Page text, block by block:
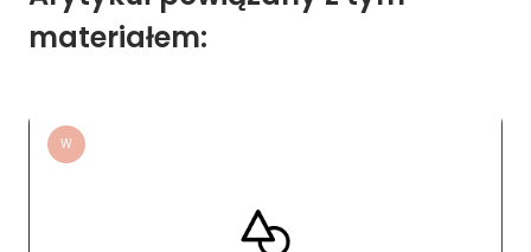
materiałem:
W